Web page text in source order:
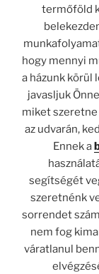
termőföld
hogy mennyi
a házunk körül
javasljuk
miket
az udvarán,
Ennek a
segítségét
szeretnénk
sorrendet
nem fog
váratlanul